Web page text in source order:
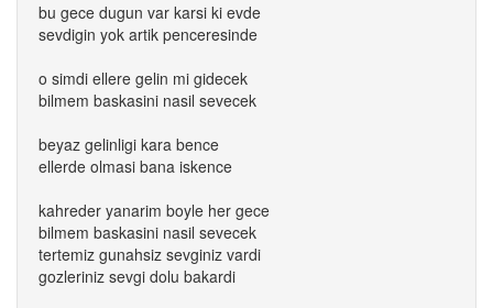
bu gece dugun var karsi ki evde
sevdigin yok artik penceresinde
o simdi ellere gelin mi gidecek
bilmem baskasini nasil sevecek
beyaz gelinligi kara bence
ellerde olmasi bana iskence
kahreder yanarim boyle her gece
bilmem baskasini nasil sevecek
tertemiz gunahsiz sevginiz vardi
gozleriniz sevgi dolu bakardi